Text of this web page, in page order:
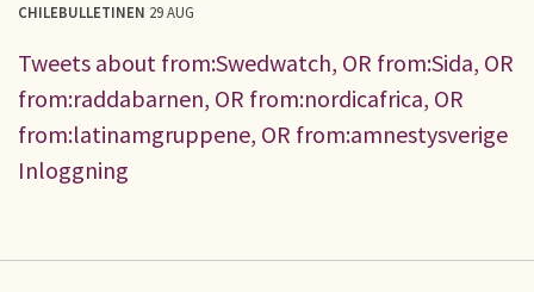
CHILEBULLETINEN 29 AUG
Tweets about from:Swedwatch, OR from:Sida, OR
from:raddabarnen, OR from:nordicafrica, OR
from:latinamgruppene, OR from:amnestysverige
Inloggning